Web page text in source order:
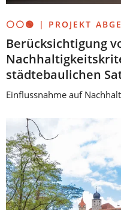
⚪⚪🟢 | PROJEKT
Berücksichtigung
städtebaulichen
Einflussnahme auf